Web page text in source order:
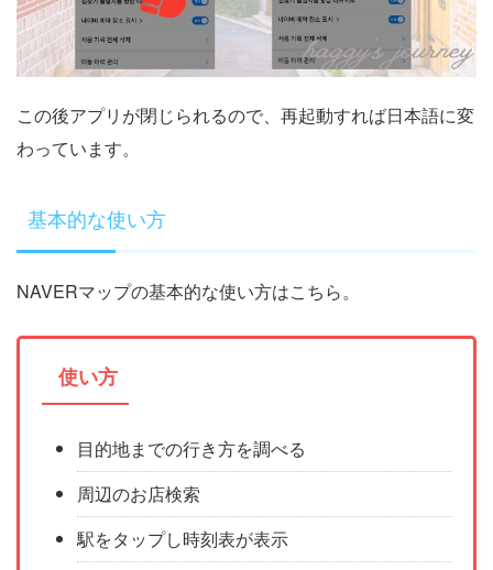
この後アプリが閉じられるので、再起動すれば日本語に変
わっています。
基本的な使い方
NAVERマップの基本的な使い方はこちら。
使い方
目的地までの行き方を調べる
周辺のお店検索
駅をタップし時刻表が表示